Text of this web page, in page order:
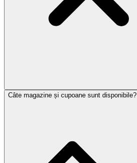
Câte magazine și cupoane sunt disponibile?